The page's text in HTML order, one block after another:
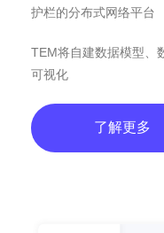
护栏的分布式网络平台
TEM将自建数据模型、
可视化
了解更多